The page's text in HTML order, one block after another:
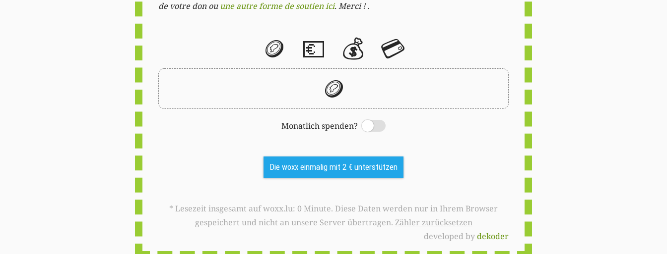
de votre don ou une autre forme de soutien ici. Merci ! .
🪙 💶 💰 💳
🪙
Monatlich spenden?
Switch
Die woxx einmalig mit 2 € unterstützen
* Lesezeit insgesamt auf woxx.lu: 0 Minute. Diese Daten werden nur in Ihrem Browser
gespeichert und nicht an unsere Server übertragen. Zähler zurücksetzen
developed bydekoder